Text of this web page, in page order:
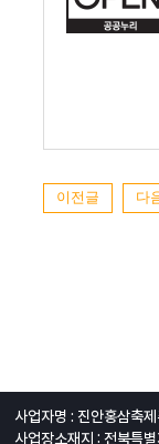
이전글
다
사업자명 : 진안홍삼축
사업장소재지 : 전북특